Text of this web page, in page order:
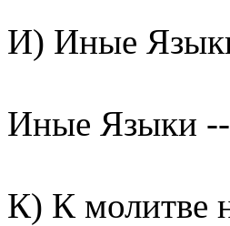
И) Иные
Иные Языки --
К) К молитве